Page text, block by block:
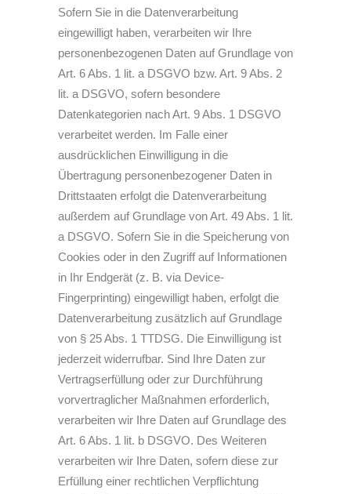
Sofern Sie in die Datenverarbeitung
eingewilligt haben, verarbeiten wir Ihre
personenbezogenen Daten auf Grundlage von
Art. 6 Abs. 1 lit. a DSGVO bzw. Art. 9 Abs. 2
lit. a DSGVO, sofern besondere
Datenkategorien nach Art. 9 Abs. 1 DSGVO
verarbeitet werden. Im Falle einer
ausdrücklichen Einwilligung in die
Übertragung personenbezogener Daten in
Drittstaaten erfolgt die Datenverarbeitung
außerdem auf Grundlage von Art. 49 Abs. 1 lit.
a DSGVO. Sofern Sie in die Speicherung von
Cookies oder in den Zugriff auf Informationen
in Ihr Endgerät (z. B. via Device-
Fingerprinting) eingewilligt haben, erfolgt die
Datenverarbeitung zusätzlich auf Grundlage
von § 25 Abs. 1 TTDSG. Die Einwilligung ist
jederzeit widerrufbar. Sind Ihre Daten zur
Vertragserfüllung oder zur Durchführung
vorvertraglicher Maßnahmen erforderlich,
verarbeiten wir Ihre Daten auf Grundlage des
Art. 6 Abs. 1 lit. b DSGVO. Des Weiteren
verarbeiten wir Ihre Daten, sofern diese zur
Erfüllung einer rechtlichen Verpflichtung